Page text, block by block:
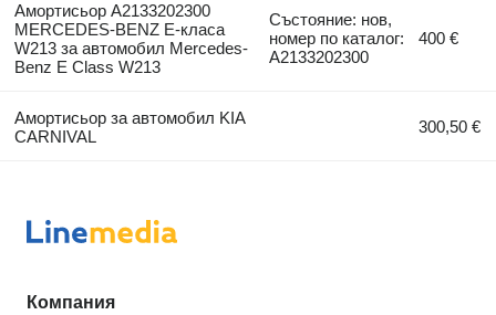
Амортисьор A2133202300
MERCEDES-BENZ E-класа
W213 за автомобил Mercedes-
Benz E Class W213
Състояние: нов,
номер по каталог:
A2133202300
400 €
Амортисьор за автомобил KIA
CARNIVAL
300,50 €
Компания